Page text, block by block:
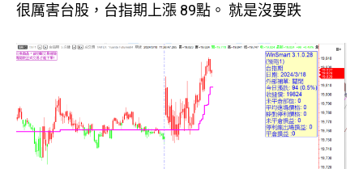
很厲害台股，台指期上漲 89點。 就是沒要跌